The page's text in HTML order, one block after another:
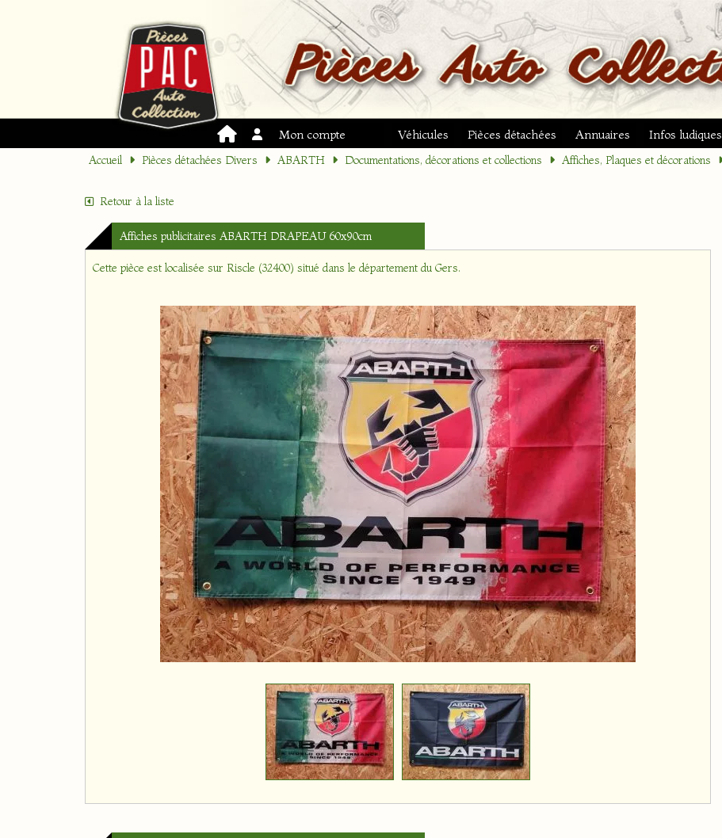
Mon compte Véhicules Pièces détachées Annuaires Infos ludiques
Accueil Pièces détachées Divers ABARTH Documentations, décorations et collections Affiches, Plaques et décorations
Retour à la liste
Affiches publicitaires ABARTH DRAPEAU 60x90cm
Cette pièce est localisée sur Riscle (32400) situé dans le département du Gers.